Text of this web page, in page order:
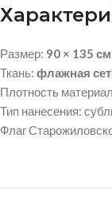
Размер: 90 × 135 см
Ткань: флажная
Плотность
Тип нанесения:
Флаг